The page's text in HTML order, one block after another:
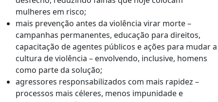
mulheres em risco;
mais prevenção antes da violência virar morte –
campanhas permanentes, educação para direitos,
capacitação de agentes públicos e ações para mudar a
cultura de violência – envolvendo, inclusive, homens
como parte da solução;
agressores responsabilizados com mais rapidez –
processos mais céleres, menos impunidade e